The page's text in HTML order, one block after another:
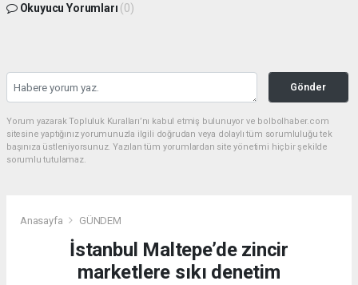
Okuyucu Yorumları (0)
Gönder
Yorum yazarak Topluluk Kuralları’nı kabul etmiş bulunuyor ve bolbolhaber.com
sitesine yaptığınız yorumunuzla ilgili doğrudan veya dolaylı tüm sorumluluğu tek
başınıza üstleniyorsunuz. Yazılan tüm yorumlardan site yönetimi hiçbir şekilde
sorumlu tutulamaz.
Anasayfa GÜNDEM
İstanbul Maltepe’de zincir
marketlere sıkı denetim